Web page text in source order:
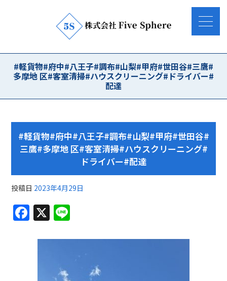
#軽貨物#府中#八王子#調布#山梨#甲府#世田谷#三鷹#
多摩地 区#客室清掃#ハウスクリーニング#ドライバー#
配達
#軽貨物#府中#八王子#調布#山梨#甲府#世田谷#
三鷹#多摩地 区#客室清掃#ハウスクリーニング#
ドライバー#配達
投稿日 2023年4月29日
F
a
c
X
e